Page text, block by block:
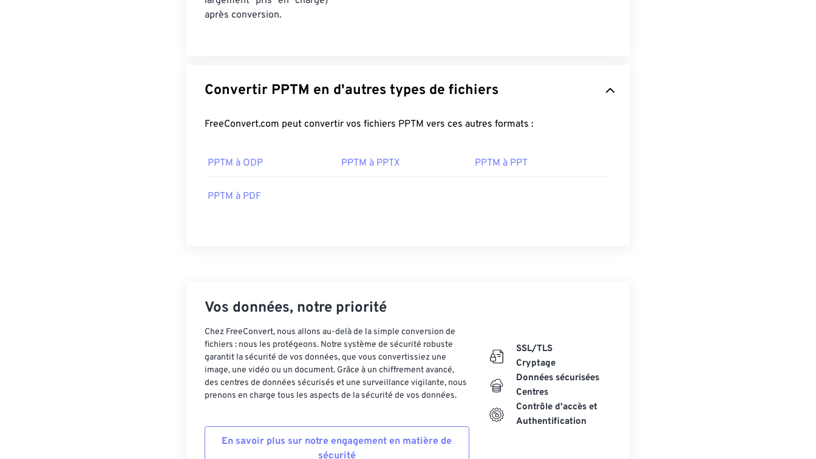
après conversion.
Convertir PPTM en d'autres types de fichiers
FreeConvert.com peut convertir vos fichiers PPTM vers ces autres formats :
PPTM à ODP PPTM à PPTX PPTM à PPT
PPTM à PDF
Vos données, notre priorité
Chez FreeConvert, nous allons au-delà de la simple conversion de
fichiers : nous les protégeons. Notre système de sécurité robuste
garantit la sécurité de vos données, que vous convertissiez une
image, une vidéo ou un document. Grâce à un chiffrement avancé,
des centres de données sécurisés et une surveillance vigilante, nous
prenons en charge tous les aspects de la sécurité de vos données.
En savoir plus sur notre engagement en matière de
sécurité
SSL/TLS
Cryptage
Données sécurisées
Centres
Contrôle d'accès et
Authentification